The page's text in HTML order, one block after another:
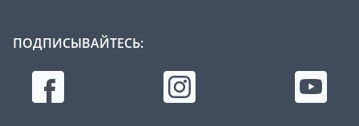
ПОДПИСЫВАЙТЕСЬ: